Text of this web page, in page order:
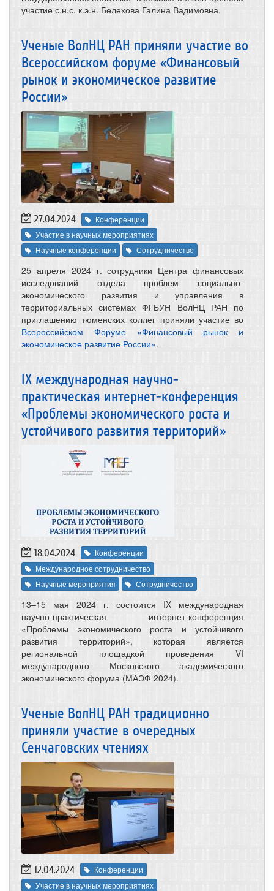
участие с.н.с. к.э.н. Белехова Галина Вадимовна.
Ученые ВолНЦ РАН приняли участие во
Всероссийском форуме «Финансовый
рынок и экономическое развитие
России»
27.04.2024
Конференции
Участие в научных мероприятиях
Научные конференции
Сотрудничество
25 апреля 2024 г. сотрудники Центра финансовых
исследований отдела проблем социально-
экономического развития и управления в
территориальных системах ФГБУН ВолНЦ РАН по
приглашению тюменских коллег приняли участие во
Всероссийском Форуме «Финансовый рынок и
экономическое развитие России».
IX международная научно-
практическая интернет-конференция
«Проблемы экономического роста и
устойчивого развития территорий»
18.04.2024
Конференции
Международное сотрудничество
Научные мероприятия
Сотрудничество
13–15 мая 2024 г. состоится IX международная
научно-практическая интернет-конференция
«Проблемы экономического роста и устойчивого
развития территорий», которая является
региональной площадкой проведения VI
международного Московского академического
экономического форума (МАЭФ 2024).
Ученые ВолНЦ РАН традиционно
приняли участие в очередных
Сенчаговских чтениях
12.04.2024
Конференции
Участие в научных мероприятиях